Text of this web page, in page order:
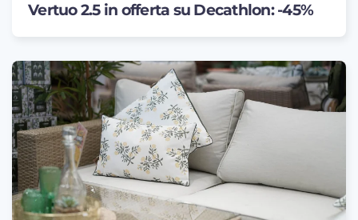
Vertuo 2.5 in offerta su Decathlon: -45%